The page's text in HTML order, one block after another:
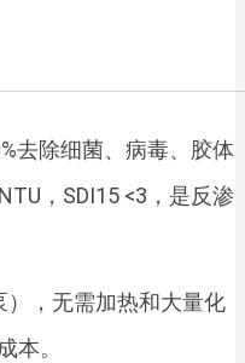
去除细菌、病毒、胶体
，SDI15 <3，是反渗
，无需加热和大量化
本。